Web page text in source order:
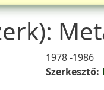
Hozzáfűzések
1978 -1986
Szerkesztő